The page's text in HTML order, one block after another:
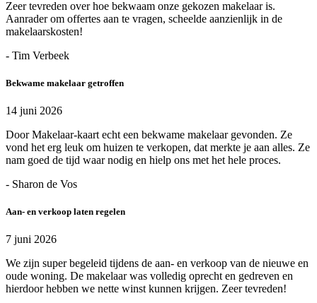
Zeer tevreden over hoe bekwaam onze gekozen makelaar is.
Aanrader om offertes aan te vragen, scheelde aanzienlijk in de
makelaarskosten!
- Tim Verbeek
Bekwame makelaar getroffen
14 juni 2026
Door Makelaar-kaart echt een bekwame makelaar gevonden. Ze
vond het erg leuk om huizen te verkopen, dat merkte je aan alles. Ze
nam goed de tijd waar nodig en hielp ons met het hele proces.
- Sharon de Vos
Aan- en verkoop laten regelen
7 juni 2026
We zijn super begeleid tijdens de aan- en verkoop van de nieuwe en
oude woning. De makelaar was volledig oprecht en gedreven en
hierdoor hebben we nette winst kunnen krijgen. Zeer tevreden!